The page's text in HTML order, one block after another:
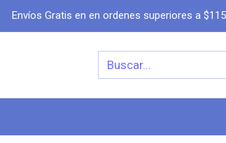
Envíos Gratis en en ordenes superiores a $115